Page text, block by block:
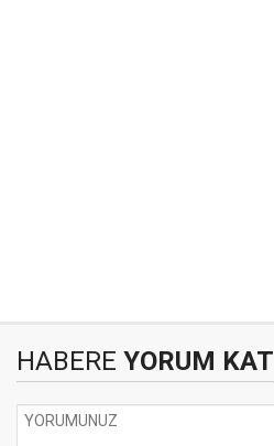
HABERE YORUM KAT